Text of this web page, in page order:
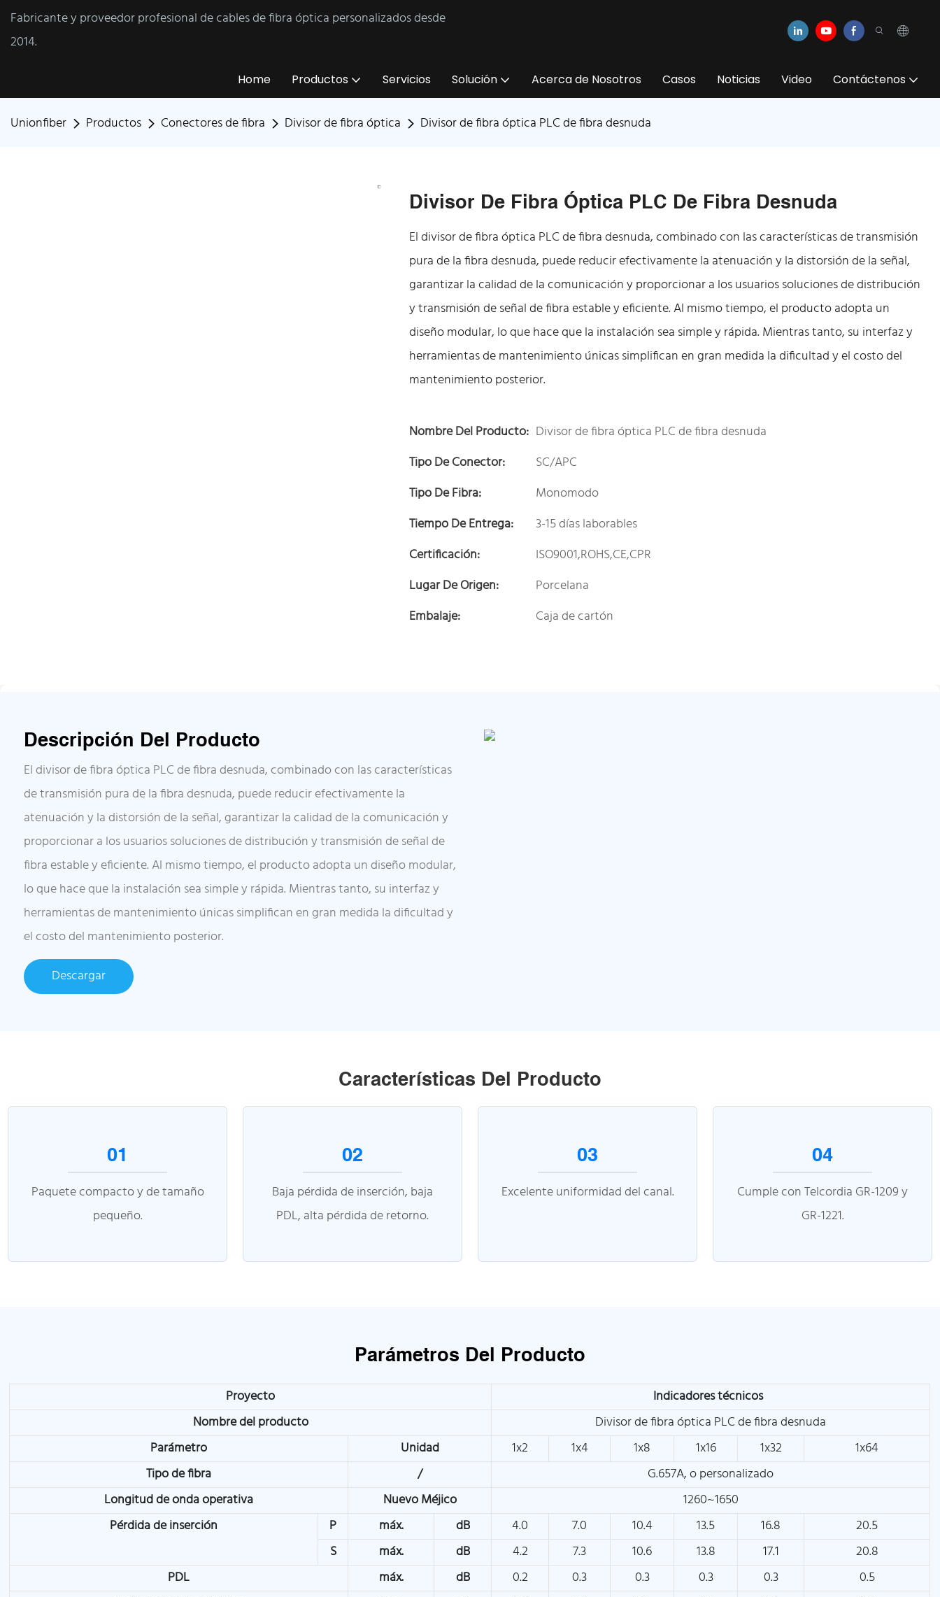
Fabricante y proveedor profesional de cables de fibra óptica personalizados desde
2014.
Home Productos Servicios Solución Acerca de Nosotros Casos Noticias Video Contáctenos
Unionfiber Productos Conectores de fibra Divisor de fibra óptica Divisor de fibra óptica PLC de fibra desnuda
Divisor De Fibra Óptica PLC De Fibra Desnuda
El divisor de fibra óptica PLC de fibra desnuda, combinado con las características de transmisión
pura de la fibra desnuda, puede reducir efectivamente la atenuación y la distorsión de la señal,
garantizar la calidad de la comunicación y proporcionar a los usuarios soluciones de distribución
y transmisión de señal de fibra estable y eficiente. Al mismo tiempo, el producto adopta un
diseño modular, lo que hace que la instalación sea simple y rápida. Mientras tanto, su interfaz y
herramientas de mantenimiento únicas simplifican en gran medida la dificultad y el costo del
mantenimiento posterior.
Nombre Del Producto: Divisor de fibra óptica PLC de fibra desnuda
Tipo De Conector:
SC/APC
Tipo De Fibra:
Monomodo
Tiempo De Entrega:
3-15 días laborables
Certificación:
ISO9001,ROHS,CE,CPR
Lugar De Origen:
Porcelana
Embalaje:
Caja de cartón
Descripción Del Producto
El divisor de fibra óptica PLC de fibra desnuda, combinado con las características
de transmisión pura de la fibra desnuda, puede reducir efectivamente la
atenuación y la distorsión de la señal, garantizar la calidad de la comunicación y
proporcionar a los usuarios soluciones de distribución y transmisión de señal de
fibra estable y eficiente. Al mismo tiempo, el producto adopta un diseño modular,
lo que hace que la instalación sea simple y rápida. Mientras tanto, su interfaz y
herramientas de mantenimiento únicas simplifican en gran medida la dificultad y
el costo del mantenimiento posterior.
Descargar
Características Del Producto
01
Paquete compacto y de tamaño
pequeño.
02
Baja pérdida de inserción, baja
PDL, alta pérdida de retorno.
03
Excelente uniformidad del canal.
04
Cumple con Telcordia GR-1209 y
GR-1221.
Parámetros Del Producto
Proyecto
Indicadores técnicos
Nombre del producto
Divisor de fibra óptica PLC de fibra desnuda
Parámetro
Unidad 1x2 1x4 1x8 1x16 1x32
1x64
Tipo de fibra
/
G.657A, o personalizado
Longitud de onda operativa
Nuevo Méjico
1260~1650
Pérdida de inserción
P máx. dB 4.0 7.0 10.4 13.5 16.8
20.5
S
máx. dB 4.2 7.3 10.6 13.8 17.1
20.8
PDL
máx. dB 0.2 0.3 0.3 0.3 0.3
0.5